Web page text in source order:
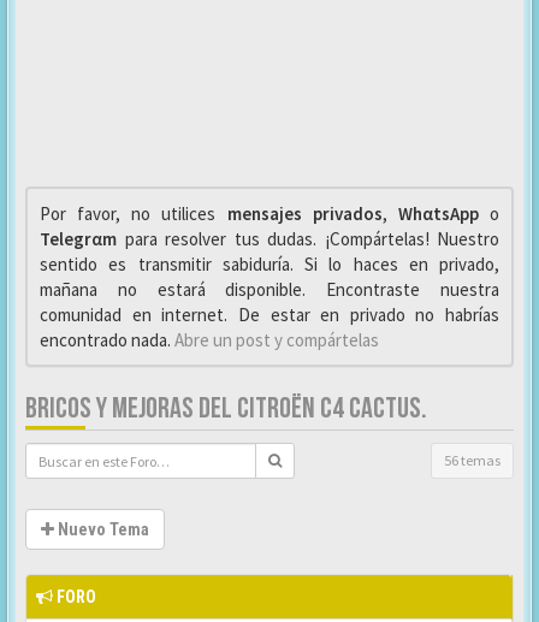
Por favor, no utilices mensajes privados, WhαtsAppo
Telegrαm para resolver tus dudas. ¡Compártelas! Nuestro
sentido es transmitir sabiduría. Si lo haces en privado,
mañana no estará disponible. Encontraste nuestra
comunidad en internet. De estar en privado no habrías
encontrado nada. Abre un post y compártelas
BRICOS Y MEJORAS DEL CITROËN C4 CACTUS.
56 temas
Nuevo Tema
FORO